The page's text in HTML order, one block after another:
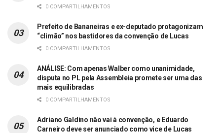
0 COMPARTILHAMENTOS
Prefeito de Bananeiras e ex-deputado protagonizam
“climão” nos bastidores da convenção de Lucas
0 COMPARTILHAMENTOS
ANÁLISE: Com apenas Walber como unanimidade,
disputa no PL pela Assembleia promete ser uma das
mais equilibradas
0 COMPARTILHAMENTOS
Adriano Galdino não vai à convenção, e Eduardo
Carneiro deve ser anunciado como vice de Lucas